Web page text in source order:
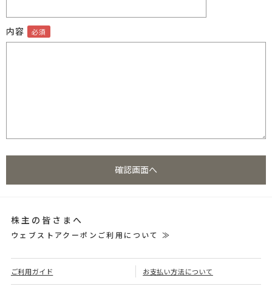
内容
株主の皆さまへ
ウェブストアクーポンご利用について ≫
ご利用ガイド お支払い方法について